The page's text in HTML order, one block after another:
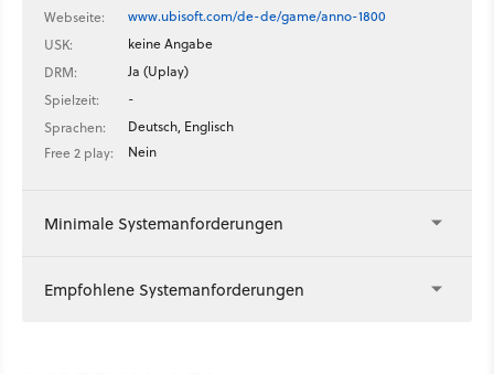
Webseite:
www.ubisoft.com/de-de/game/anno-1800
USK:
keine Angabe
DRM:
Ja (Uplay)
Spielzeit:
-
Sprachen:
Deutsch, Englisch
Free 2 play:
Nein
Minimale Systemanforderungen
Empfohlene Systemanforderungen